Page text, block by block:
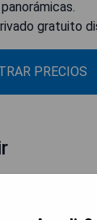
gratuito
PRECIOS